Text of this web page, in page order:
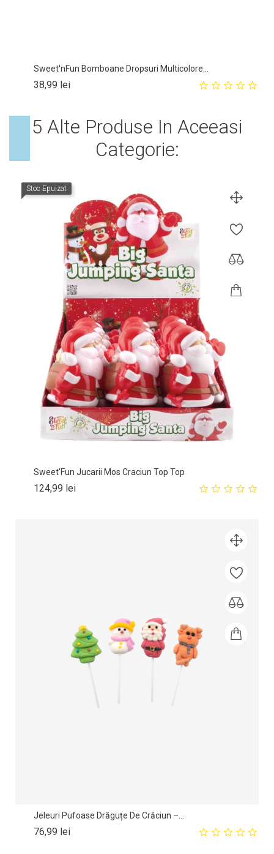
Sweet'nFun Bomboane Dropsuri Multicolore...
38,99 leiPret
5 Alte Produse In Aceeasi
Categorie:
Stoc Epuizat
Sweet'Fun Jucarii Mos Craciun Top Top
124,99 leiPret
Jeleuri Pufoase Drăguțe De Crăciun –...
76,99 leiPret